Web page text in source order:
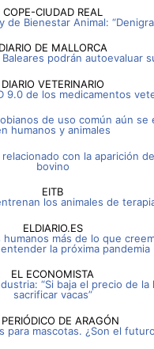
COPE-CIUDAD REAL
de Bienestar Animal:
DIARIO DE MALLORCA
podrán autoevaluar
DIARIO VETERINARIO
9.0 de los medicamentos
de uso común aún se
humanos y animales
con la aparición
bovino
EITB
los animales de
ELDIARIO.ES
humanos más de lo que
la próxima pandemia
EL ECONOMISTA
“Si baja el precio de
sacrificar vacas”
DE ARAGÓN
para mascotas. ¿Son el